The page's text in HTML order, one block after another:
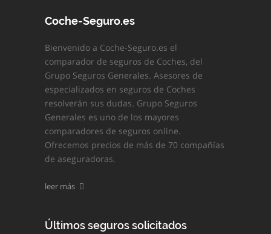
Coche-Seguro.es
Bienvenido a Coche-Seguro.es el
comparador de seguros de Coches, del
Grupo Seguros Generales. Asesores de
especializados en seguros de Coches
resolverán sus dudas. Grupo Seguros
Generales es uno de los mayores
comparadores de seguros online.
Ofrecemos precios de más de 70 compañías
de aseguradoras.
leer más
Últimos seguros solicitados